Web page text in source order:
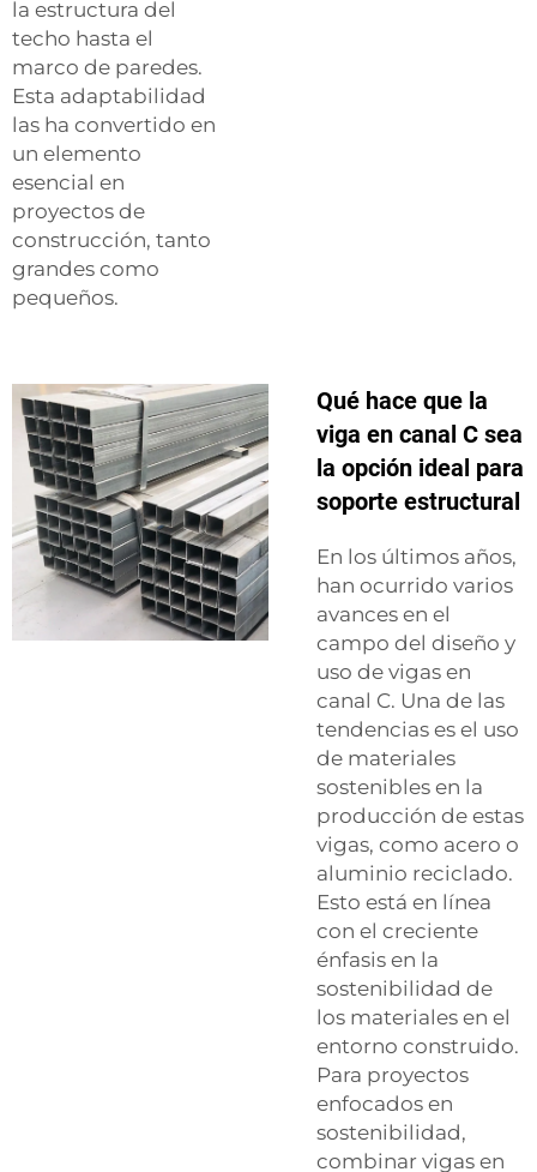
la estructura del
techo hasta el
marco de paredes.
Esta adaptabilidad
las ha convertido en
un elemento
esencial en
proyectos de
construcción, tanto
grandes como
pequeños.
Qué hace que la
viga en canal C sea
la opción ideal para
soporte estructural
En los últimos años,
han ocurrido varios
avances en el
campo del diseño y
uso de vigas en
canal C. Una de las
tendencias es el uso
de materiales
sostenibles en la
producción de estas
vigas, como acero o
aluminio reciclado.
Esto está en línea
con el creciente
énfasis en la
sostenibilidad de
los materiales en el
entorno construido.
Para proyectos
enfocados en
sostenibilidad,
combinar vigas en